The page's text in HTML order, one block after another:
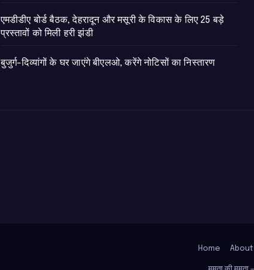
एमडीडीए बोर्ड बैठक, देहरादून और मसूरी के विकास के लिए 25 बड़े
प्रस्तावों को मिली हरी झंडी
बुजुर्ग-दिव्यांगों के घर जाएंगे बीएलओ, करेंगे नोटिसों का निस्तारण
Home About